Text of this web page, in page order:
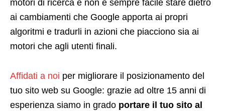
motori di ricerca e non è sempre facile stare dietro
ai cambiamenti che Google apporta ai propri
algoritmi e tradurli in azioni che piacciono sia ai
motori che agli utenti finali.
Affidati a noi per migliorare il posizionamento del
tuo sito web su Google: grazie ad oltre 15 anni di
esperienza siamo in grado portare il tuo sito al